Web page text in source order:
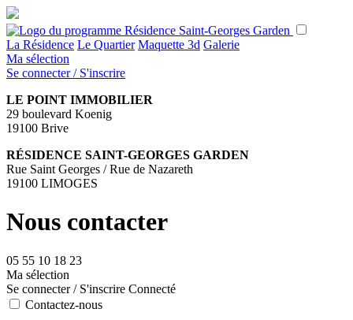
La Résidence Le Quartier Maquette 3d Galerie
Ma sélection
Se connecter / S'inscrire
LE POINT IMMOBILIER
29 boulevard Koenig
19100 Brive
RÉSIDENCE SAINT-GEORGES GARDEN
Rue Saint Georges / Rue de Nazareth
19100 LIMOGES
Nous contacter
05 55 10 18 23
Ma sélection
Se connecter / S'inscrire Connecté
Contactez-nous